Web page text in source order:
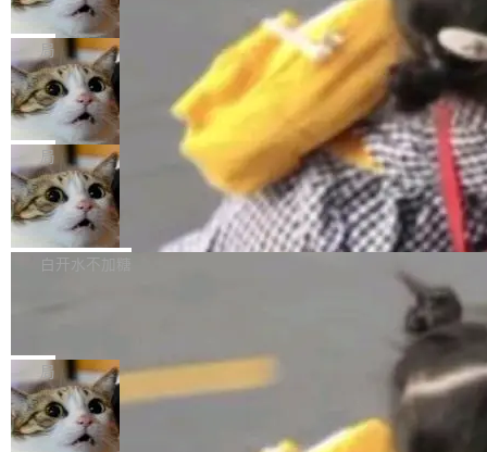
数字电视技术方向的博士生，长期从事视频、音
频技...
超出原定预算 860%。 更令人意外的是，该项目
最终并未成功落地，而高额算力消耗持续运行长
达 5 个月，公司直到财务对账时才察觉异常。这
意味着一个无人看管的 AI 程序，在近半年时间
里日夜不停地"烧钱"。 复盘显示，...
2027 年就能追上美国前沿实验室的水平。 Dela
ngue 把原因归结为一件事：开放协作。中国的
AI 开发者在一个共享和协作的生态里加速迭代，
而美国模型厂商在"闭门造车"。他的原话是 "buil
ding in silos"——各自为战，互不通气。 这个判
断从他嘴里说出来分量不同。Hugging Face 是
全球最大的开源 AI 平台，上面跑着上百万个模
型。谁在开源赛道上领先，...
统，开发者工具必须开源
五年前，David Crawshaw 问过很多软件工程师
一个问题：你写过什么给自己用的程序？答案几
乎都是没有。工程师们整天用别人写的程序写程
序给别人用。偶尔有人自己写个博客系统、智能
家居控制、家庭实验室，都算稀奇事。 Crawsh
aw 是 Shelley 的作者，一个开源 AI coding age
nt。他最近在博客上写了一篇文章，核心论点很
简单：开发者工具必须开源。 理由不是传统的自
由软件情怀，而是一个跟 AI agent 直接相关的
技术判断。 两行 prompt 就能个性化任何软件 C
局
DeepSeek Harness 宣布内测邀请，全
网最大规模开源 Agent 路演现场诞生
一条内测招募帖，发出去的时候大概没人想到它
会变成一场开源 Agent 生态的路演。 8月1日，
DeepSeek Harness 团队负责人崔添翼（tiany
i）在 X 上发帖： 「如果你是 Agent Harness 相
关开源项目的开发者，希望参加 DeepSeek Har
ness 的内测，可以回复或私信联系我。请附上
Harness 负责把能力落到真实环境中——调用工
具、读写文件、管理上下文、处理错误、完成闭
环。崔添翼招人的标...
局
商汤 SenseNova U1.5-Lite-Preview
开源
商汤科技宣布面向社区开源轻量级统一多模态模
型的预览版本 SenseNova U1.5-Lite-Preview。
理解、推理、生成与编辑，还仅以 8B-MoT 的轻
量大小，将能力推进到4K、更精细的真实质感、
更复杂的视觉控制和可持续迭代编辑。 相比 U
1，U1.5-Lite-Preview 在以下方向上带来了显著
白开水不加糖
nap。这次是 hwctl——一个用来检查 Ubuntu
硬件认证状态的命令行工具。 Canonical 工程师
Alan Griffiths 在邮件列表中说得很直白：「hwc
tl 是一个 Ubuntu 专有的包，它和它的依赖项都
局
Dario Amodei 担心新人来 Anthropic
只为金钱，不为使命